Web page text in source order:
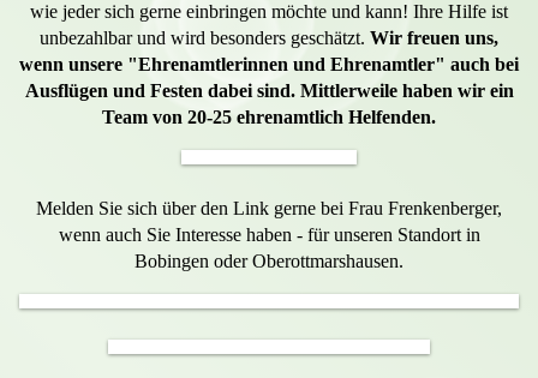
wie jeder sich gerne einbringen möchte und kann! Ihre Hilfe ist
unbezahlbar und wird besonders geschätzt. Wir freuen uns,
wenn unsere "Ehrenamtlerinnen und Ehrenamtler" auch bei
Ausflügen und Festen dabei sind. Mittlerweile haben wir ein
Team von 20-25 ehrenamtlich Helfenden.
Melden Sie sich über den Link gerne bei Frau Frenkenberger,
wenn auch Sie Interesse haben - für unseren Standort in
Bobingen oder Oberottmarshausen.